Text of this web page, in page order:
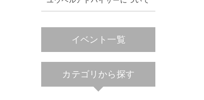
イベント一覧
カテゴリから探す